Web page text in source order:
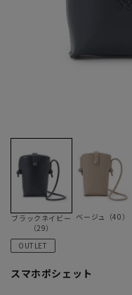
ブラックネイビー
（29）
ベージュ（40）
OUTLET
スマホポシェット